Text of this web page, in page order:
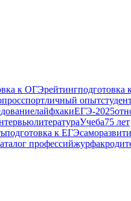
к ОГЭрейтингподготовка
спортличный опыт
лайфхакиЕГЭ-2025
литератураУчеба75 лет
подготовка к ЕГЭ
профессийжурфак